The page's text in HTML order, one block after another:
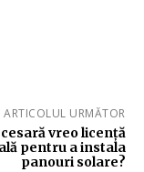
ARTICOLUL URMĂTOR
vreo licență
pentru a instala
panouri solare?